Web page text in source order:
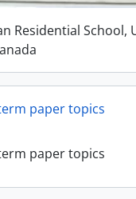
Residential School,
paper topics
paper topics